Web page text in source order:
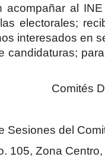
acompañar al
electorales;
interesados en
candidaturas;
Comités
Sesiones del
105, Zona